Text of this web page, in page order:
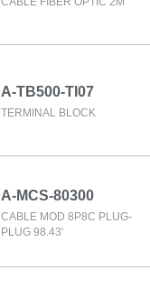
A-TB500-TI07
TERMINAL BLOCK
A-MCS-80300
CABLE MOD 8P8C PLUG-
PLUG 98.43'